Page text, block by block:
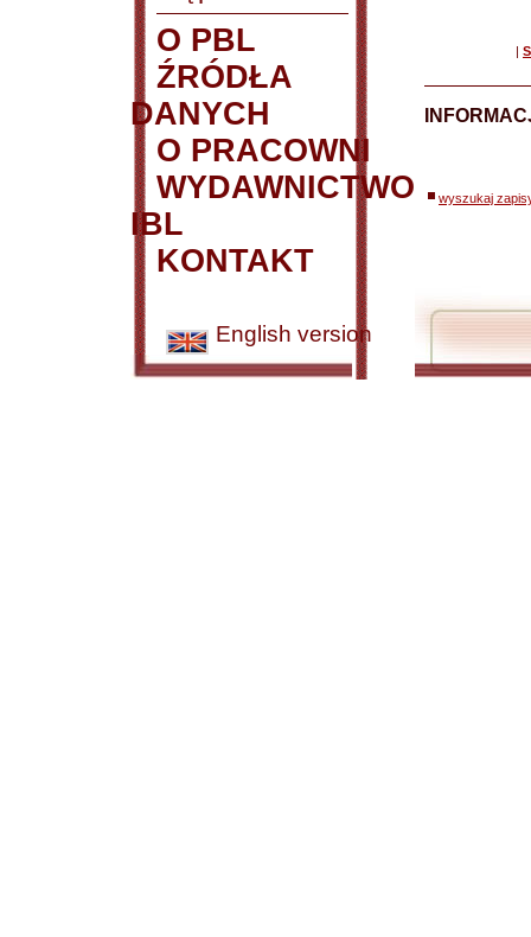
O PBL
ŹRÓDŁA
DANYCH
O PRACOWNI
WYDAWNICTWO
IBL
KONTAKT
English version
|
wyszukaj